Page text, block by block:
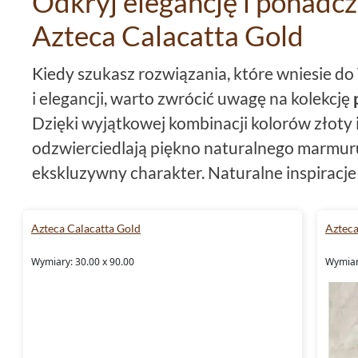
Azteca Calacatta Gold
Kiedy szukasz rozwiązania, które wniesie
i elegancji, warto zwrócić uwagę na kolekcję
Dzięki wyjątkowej kombinacji kolorów złoty
odzwierciedlają piękno naturalnego
ekskluzywny charakter. Naturalne
Wszechstronne zastosowanie
Azteca Calacatta Gold
Wymiary: 30.00 x 90.00